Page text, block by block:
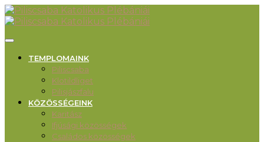
TEMPLOMAINK
Piliscsaba
Klotildliget
Pilisjászfalu
KÖZÖSSÉGEINK
Karitász
Ifjúsági közösségek
Családos közösségek